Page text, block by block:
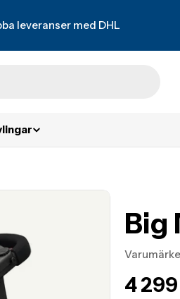
leveranser med DHL
Big
4